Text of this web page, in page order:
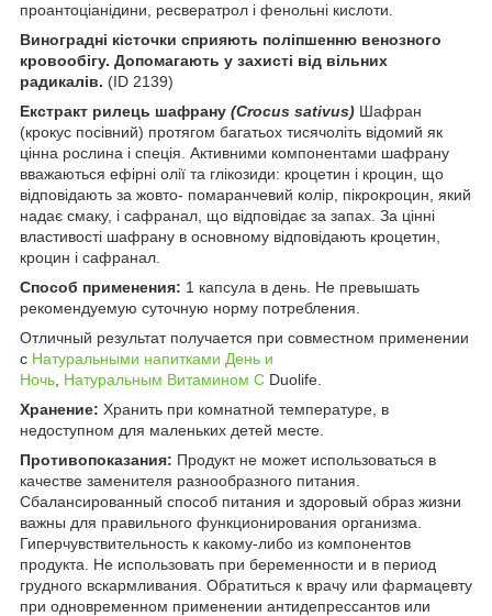
проантоціанідини, ресвератрол і фенольні кислоти.
Виноградні кісточки сприяють поліпшенню венозного
кровообігу. Допомагають у захисті від вільних
радикалів. (ID 2139)
Екстракт рилець шафрану (Crocus sativus) Шафран
(крокус посівний) протягом багатьох тисячоліть відомий як
цінна рослина і спеція. Активними компонентами шафрану
вважаються ефірні олії та глікозиди: кроцетин і кроцин, що
відповідають за жовто- помаранчевий колір, пікрокроцин, який
надає смаку, і сафранал, що відповідає за запах. За цінні
властивості шафрану в основному відповідають кроцетин,
кроцин і сафранал.
Способ применения: 1 капсула в день. Не превышать
рекомендуемую суточную норму потребления.
Отличный результат получается при совместном применении
с Натуральными напитками День и
Ночь Натуральным Витамином С Duolife.
Хранение: Хранить при комнатной температуре, в
недоступном для маленьких детей месте.
Противопоказания: Продукт не может использоваться в
качестве заменителя разнообразного питания.
Сбалансированный способ питания и здоровый образ жизни
важны для правильного функционирования организма.
Гиперчувствительность к какому-либо из компонентов
продукта. Не использовать при беременности и в период
грудного вскармливания. Обратиться к врачу или фармацевту
при одновременном применении антидепрессантов или